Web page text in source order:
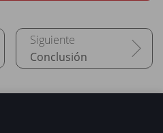
Conclusión